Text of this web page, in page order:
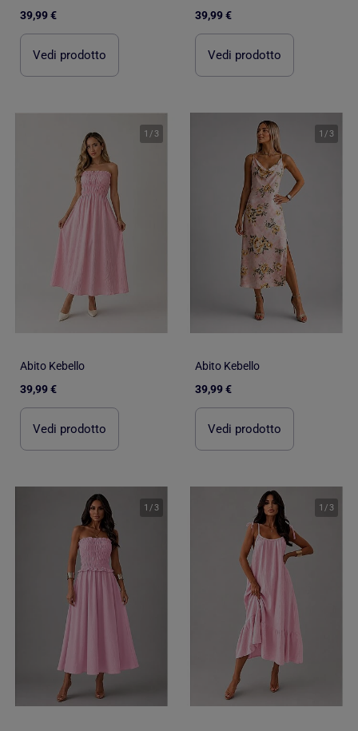
39,99 €
Vedi prodotto
39,99 €
Vedi prodotto
1 /3
Abito Kebello
39,99 €
Vedi prodotto
1 /3
Abito Kebello
39,99 €
Vedi prodotto
1 /3 1 /3